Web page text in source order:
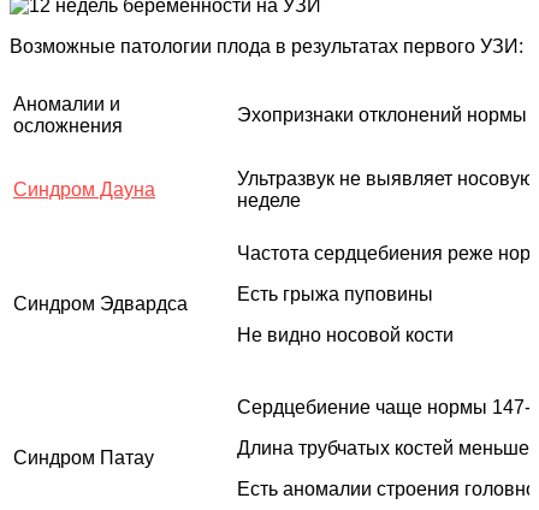
Возможные патологии плода в результатах первого УЗИ:
Аномалии и
осложнения
Эхопризнаки отклонений нормы
Синдром Дауна
Ультразвук не выявляет
неделе
Синдром Эдвардса
Частота сердцебиения реже
Есть грыжа пуповины
Не видно носовой кости
Синдром Патау
Сердцебиение чаще нормы 147-
Длина трубчатых костей
Есть аномалии строения